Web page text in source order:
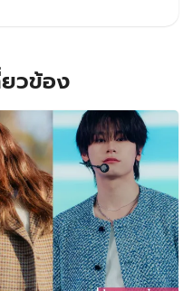
ยวข้อง